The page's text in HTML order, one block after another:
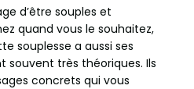
d’être souples et
quand vous le souhaitez,
souplesse a aussi ses
souvent très théoriques. Ils
concrets qui vous